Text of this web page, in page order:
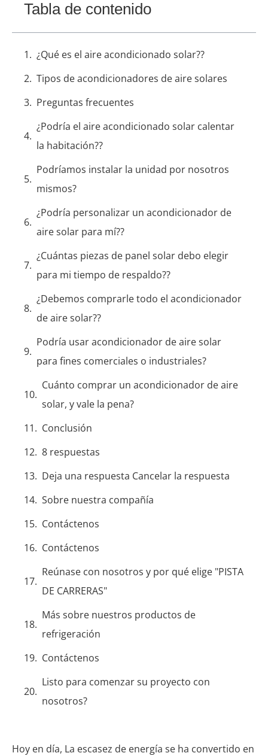
Tabla de contenido
¿Qué es el aire acondicionado solar??
Tipos de acondicionadores de aire solares
Preguntas frecuentes
¿Podría el aire acondicionado solar calentar
la habitación??
Podríamos instalar la unidad por nosotros
mismos?
¿Podría personalizar un acondicionador de
aire solar para mí??
¿Cuántas piezas de panel solar debo elegir
para mi tiempo de respaldo??
¿Debemos comprarle todo el acondicionador
de aire solar??
Podría usar acondicionador de aire solar
para fines comerciales o industriales?
Cuánto comprar un acondicionador de aire
solar, y vale la pena?
Conclusión
8 respuestas
Deja una respuesta Cancelar la respuesta
Sobre nuestra compañía
Contáctenos
Contáctenos
Reúnase con nosotros y por qué elige "PISTA
DE CARRERAS"
Más sobre nuestros productos de
refrigeración
Contáctenos
Listo para comenzar su proyecto con
nosotros?
Hoy en día, La escasez de energía se ha convertido en